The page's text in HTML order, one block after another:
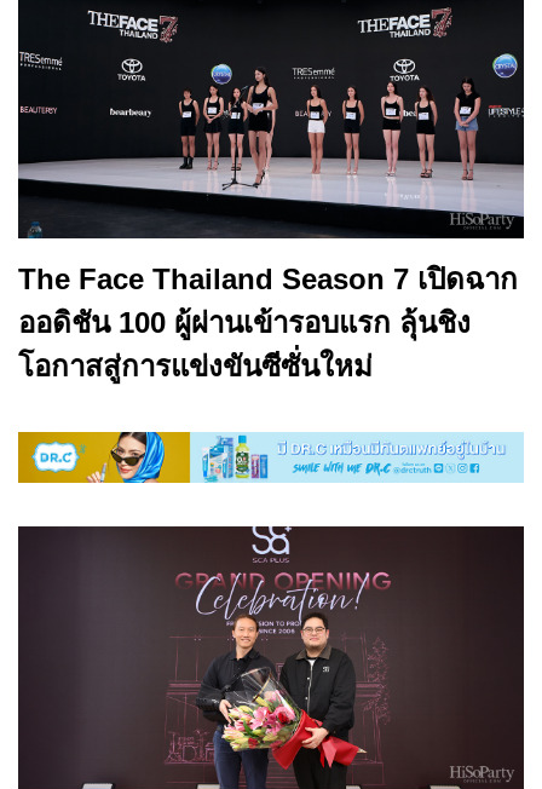
The Face Thailand Season 7 เปิดฉาก
ออดิชัน 100 ผู้ผ่านเข้ารอบแรก ลุ้นชิง
โอกาสสู่การแข่งขันซีซั่นใหม่